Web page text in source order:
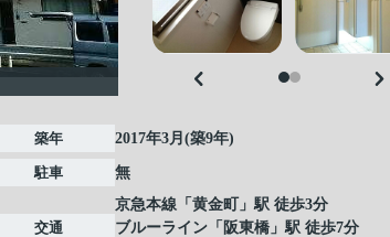
築年 2017年3月(築9年)
駐車 無
交通
京急本線 「 黄金町
」駅 徒歩3分
ブルーライン 「 阪東橋 」駅 徒歩7分